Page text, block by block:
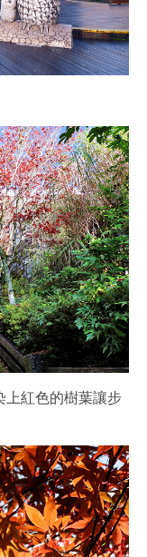
上紅色的樹葉讓步